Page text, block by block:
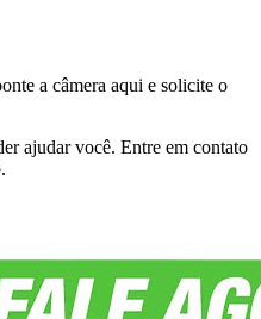
a câmera aqui e solicite o
ajudar você. Entre em contato